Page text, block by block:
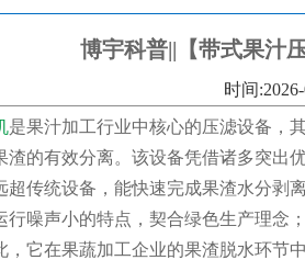
博宇科普||【带式果汁
时间
是果汁加工行业中核心的压滤设备，
渣的有效分离。该设备凭借诸多突出
超传统设备，能快速完成果渣水分剥
行噪声小的特点，契合绿色生产理念
它在果蔬加工企业的果渣脱水环节中